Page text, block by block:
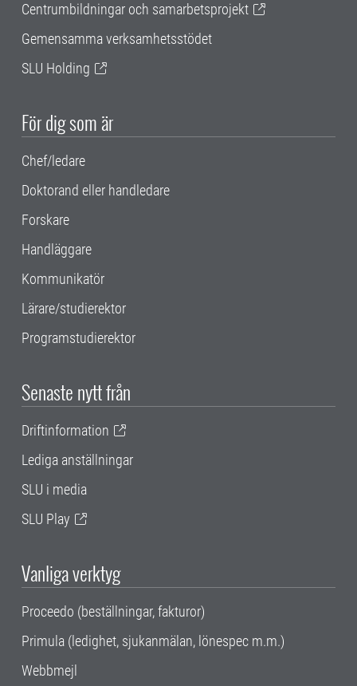
Centrumbildningar och samarbetsprojekt
Gemensamma verksamhetsstödet
SLU Holding
För dig som är
Chef/ledare
Doktorand eller handledare
Forskare
Handläggare
Kommunikatör
Lärare/studierektor
Programstudierektor
Senaste nytt från
Driftinformation
Lediga anställningar
SLU i media
SLU Play
Vanliga verktyg
Proceedo (beställningar, fakturor)
Primula (ledighet, sjukanmälan, lönespec m.m.)
Webbmejl